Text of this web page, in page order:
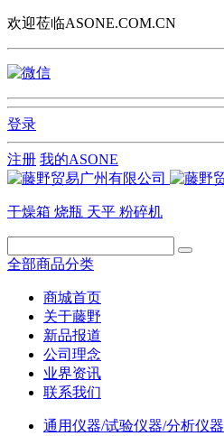
欢迎莅临ASONE.COM.CN
登录
注册 我的ASONE
干燥箱 烧瓶 天平 粉碎机
全部商品分类
商城首页
关于藤野
新品报道
公司理念
业界资讯
联系我们
通用仪器/试验仪器/分析仪器